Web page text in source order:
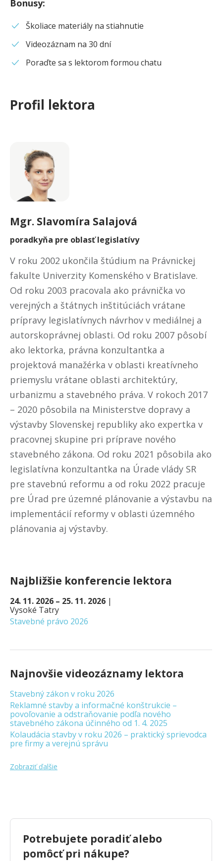
Bonusy:
Školiace materiály na stiahnutie
Videozáznam na 30 dní
Poraďte sa s lektorom formou chatu
Profil lektora
Mgr. Slavomíra Salajová
poradkyňa pre oblasť legislatívy
V roku 2002 ukončila štúdium na Právnickej
fakulte Univerzity Komenského v Bratislave.
Od roku 2003 pracovala ako právnička vo
verejných a štátnych inštitúciách vrátane
prípravy legislatívnych návrhov v mediálnej a
autorskoprávnej oblasti. Od roku 2007 pôsobí
ako lektorka, právna konzultantka a
projektová manažérka v oblasti kreatívneho
priemyslu vrátane oblasti architektúry,
urbanizmu a stavebného práva. V rokoch 2017
– 2020 pôsobila na Ministerstve dopravy a
výstavby Slovenskej republiky ako expertka v
pracovnej skupine pri príprave nového
stavebného zákona. Od roku 2021 pôsobila ako
legislatívna konzultantka na Úrade vlády SR
pre stavebnú reformu a od roku 2022 pracuje
pre Úrad pre územné plánovanie a výstavbu na
implementácií reformy v oblasti územného
plánovania aj výstavby.
Najbližšie konferencie lektora
24. 11. 2026 – 25. 11. 2026 |
Vysoké Tatry
Stavebné právo 2026
Najnovšie videozáznamy lektora
Stavebný zákon v roku 2026
Reklamné stavby a informačné konštrukcie –
povoľovanie a odstraňovanie podľa nového
stavebného zákona účinného od 1. 4. 2025
Kolaudácia stavby v roku 2026 – praktický sprievodca
pre firmy a verejnú správu
Zobraziť ďalšie
Potrebujete poradiť alebo
pomôcť pri nákupe?